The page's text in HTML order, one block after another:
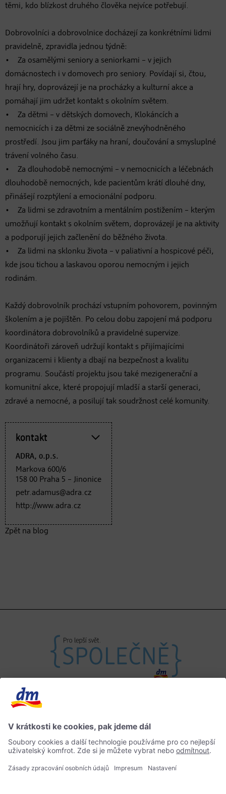
těmi, kdo blízkost druhého člověka nejvíce potřebují.
Dobrovolníci a dobrovolnice docházejí za konkrétními lidmi
pravidelně, zpravidla jednou týdně:
• Za osamělými seniory a seniorkami – v jejich
domácnostech i v domovech pro seniory. Povídají si, čtou,
hrají hry, doprovázejí je na procházky a kulturní akce a
pomáhají jim udržet kontakt s okolním světem.
• Za dětmi – v dětských domovech, Klokáncích a
nemocnicích i za dětmi ze sociálně znevýhodněného
prostředí. Jsou jim parťáky na hraní, doučování a smysluplné
trávení volného času.
• Za dlouhodobě nemocnými – v nemocnicích a léčebnách
dlouhodobě nemocných, kde pacientům krátí dlouhé dny,
přinášejí rozptýlení a emocionální podporu.
• Za lidmi se zdravotním a mentálním postižením – kterým
umožňují kontakt s okolním světem, doprovázejí je na aktivity
a podporují jejich začlenění do běžného života.
• Za lidmi na sklonku života – v paliativní a hospicové péči,
kde jsou tichou a laskavou oporou nemocným i jejich
rodinám.
Každý dobrovolník prochází vstupním pohovorem, povinným
školením a je pojištěn. Po celou dobu zapojení má podporu
koordinátora dobrovolníků a pravidelné supervize.
Koordinátoři zároveň udržují kontakt s přijímajícími
organizacemi i klienty a dbají na bezpečnost a kvalitu
programu. Součástí projektu jsou také mezigenerační a
komunitní akce, které propojují mladší a starší generaci,
zdravé a nemocné, a posilují tak soudržnost celé komunity.
kontakt
ADRA, o.p.s.
Markova 600/6
158 00 Praha 5 – Jinonice
petr.adamus@adra.cz
http://www.adra.cz
Zpět na blog